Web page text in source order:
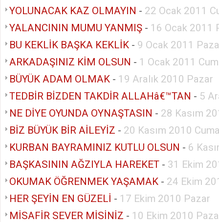
YOLUNACAK KAZ OLMAYIN - 22 Ocak 2011
YALANCININ MUMU YANMIŞ - 16 Ocak 2011
BU KEKLİK BAŞKA KEKLİK - 9 Ocak 2011
ARKADAŞINIZ KİM OLSUN - 1 Ocak 2011
BÜYÜK ADAM OLMAK - 19 Aralık 2010 Pazar
TEDBİR BİZDEN TAKDİR ALLAHâ€™TAN - 5
NE DİYE OYUNDA OYNAŞTASIN - 28 Kasım
BİZ BÜYÜK BİR AİLEYİZ - 20 Kasım 2010
KURBAN BAYRAMINIZ KUTLU OLSUN - 6
BAŞKASININ AĞZIYLA HAREKET - 31 Ekim
OKUMAK ÖĞRENMEK YAŞAMAK - 24 Ekim
HER ŞEYİN EN GÜZELİ - 17 Ekim 2010 Pazar
MİSAFİR SEVER MİSİNİZ - 10 Ekim 2010